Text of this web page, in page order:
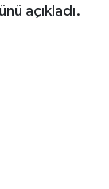
açıkladı.